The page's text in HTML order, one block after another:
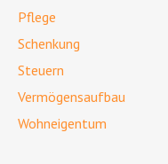
Pflege
Schenkung
Steuern
Vermögensaufbau
Wohneigentum